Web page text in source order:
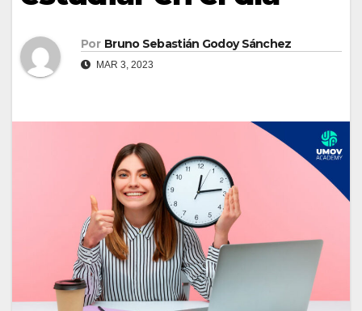
Por Bruno Sebastián Godoy Sánchez
MAR 3, 2023